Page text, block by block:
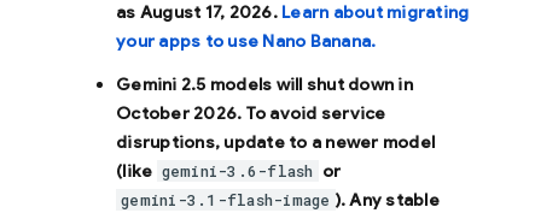
as August 17, 2026. Learn about migrating
your apps to use Nano Banana.
Gemini 2.5 models will shut down in
October 2026. To avoid service
disruptions, update to a newer model
(like gemini-3.6-flash or
gemini-3.1-flash-image ). Any stable